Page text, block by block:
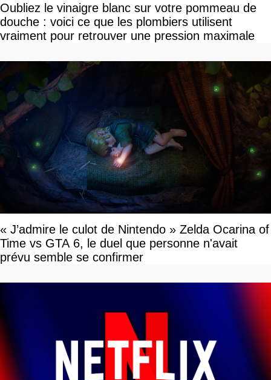
Oubliez le vinaigre blanc sur votre pommeau de
douche : voici ce que les plombiers utilisent
vraiment pour retrouver une pression maximale
« J’admire le culot de Nintendo » Zelda Ocarina of
Time vs GTA 6, le duel que personne n'avait
prévu semble se confirmer